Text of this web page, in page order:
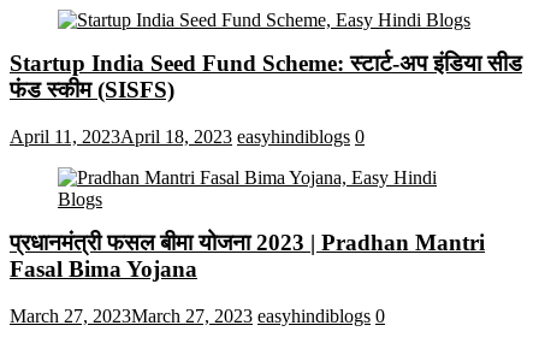
Startup India Seed Fund Scheme: स्टार्ट-अप इंडिया सीड
फंड स्कीम (SISFS)
April 11, 2023April 18, 2023 easyhindiblogs 0
प्रधानमंत्री फसल बीमा योजना 2023 | Pradhan Mantri
Fasal Bima Yojana
March 27, 2023March 27, 2023 easyhindiblogs 0